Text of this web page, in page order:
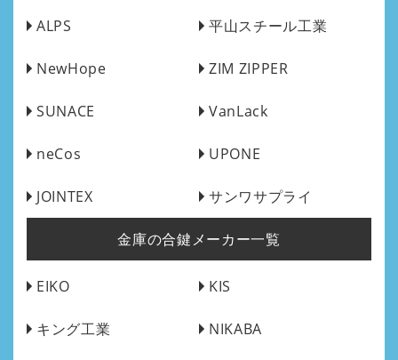
ALPS 平山スチール工業
NewHope ZIM ZIPPER
SUNACE VanLack
neCos UPONE
JOINTEX サンワサプライ
金庫の合鍵メーカー一覧
EIKO KIS
キング工業 NIKABA